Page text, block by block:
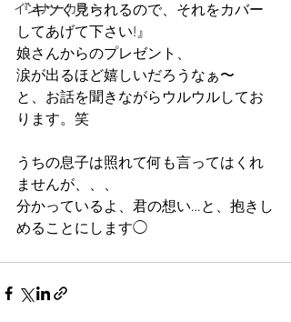
インナーカラー
『キツく見られるので、それをカバー
してあげて下さい!』
娘さんからのプレゼント、
涙が出るほど嬉しいだろうなぁ〜
と、お話を聞きながらウルウルしてお
ります。笑
うちの息子は照れて何も言ってはくれ
ませんが、、、
分かっているよ、君の想い…と、抱きし
めることにします◯